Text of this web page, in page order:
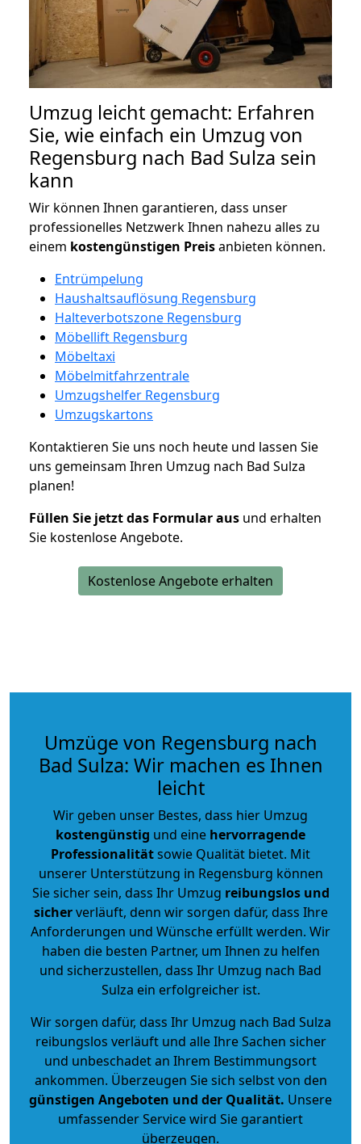
Umzug leicht gemacht: Erfahren
Sie, wie einfach ein Umzug von
Regensburg nach Bad Sulza sein
kann
Wir können Ihnen garantieren, dass unser
professionelles Netzwerk Ihnen nahezu alles zu
einem kostengünstigen Preisanbieten können.
Entrümpelung
Haushaltsauflösung Regensburg
Halteverbotszone Regensburg
Möbellift Regensburg
Möbeltaxi
Möbelmitfahrzentrale
Umzugshelfer Regensburg
Umzugskartons
Kontaktieren Sie uns noch heute und lassen Sie
uns gemeinsam Ihren Umzug nach Bad Sulza
planen!
Füllen Sie jetzt das Formular aus und erhalten
Sie kostenlose Angebote.
Kostenlose Angebote erhalten
Umzüge von Regensburg nach
Bad Sulza: Wir machen es Ihnen
leicht
Wir geben unser Bestes, dass hier Umzug
kostengünstig und eine hervorragende
Professionalitätsowie Qualität bietet. Mit
unserer Unterstützung in Regensburg können
Sie sicher sein, dass Ihr Umzug reibungslos und
sicherverläuft, denn wir sorgen dafür, dass Ihre
Anforderungen und Wünsche erfüllt werden. Wir
haben die besten Partner, um Ihnen zu helfen
und sicherzustellen, dass Ihr Umzug nach Bad
Sulza ein erfolgreicher ist.
Wir sorgen dafür, dass Ihr Umzug nach Bad Sulza
reibungslos verläuft und alle Ihre Sachen sicher
und unbeschadet an Ihrem Bestimmungsort
ankommen. Überzeugen Sie sich selbst von den
günstigen Angeboten und der Qualität. Unsere
umfassender Service wird Sie garantiert
überzeugen.